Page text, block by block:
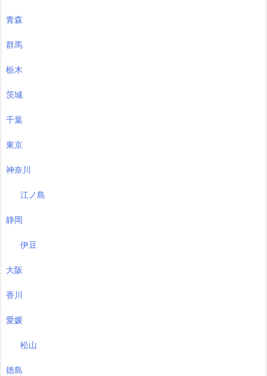
青森
群馬
栃木
茨城
千葉
東京
神奈川
江ノ島
静岡
伊豆
大阪
香川
愛媛
松山
徳島